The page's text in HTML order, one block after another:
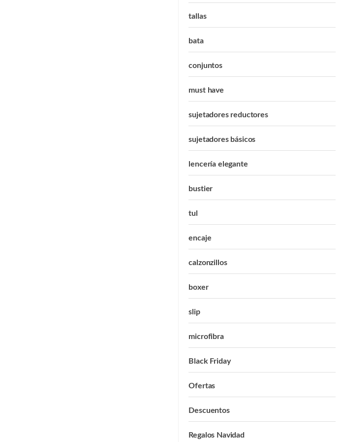
tallas
bata
conjuntos
must have
sujetadores reductores
sujetadores básicos
lencería elegante
bustier
tul
encaje
calzonzillos
boxer
slip
microfibra
Black Friday
Ofertas
Descuentos
Regalos Navidad